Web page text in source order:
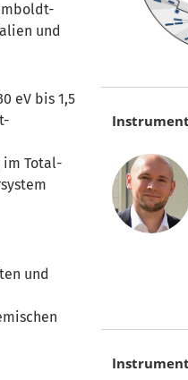
und
eV bis 1,5
im Total-
und